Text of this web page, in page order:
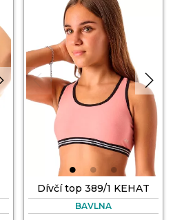
Dívčí top 389/1 KEHAT
BAVLNA